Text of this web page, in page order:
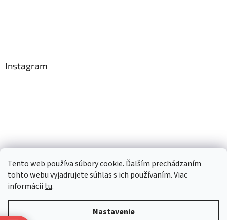
Tento web používa súbory cookie. Ďalším prechádzaním
tohto webu vyjadrujete súhlas s ich používaním. Viac
informáciítu.
Nastavenie
Instagram
Sledovať na Instagrame